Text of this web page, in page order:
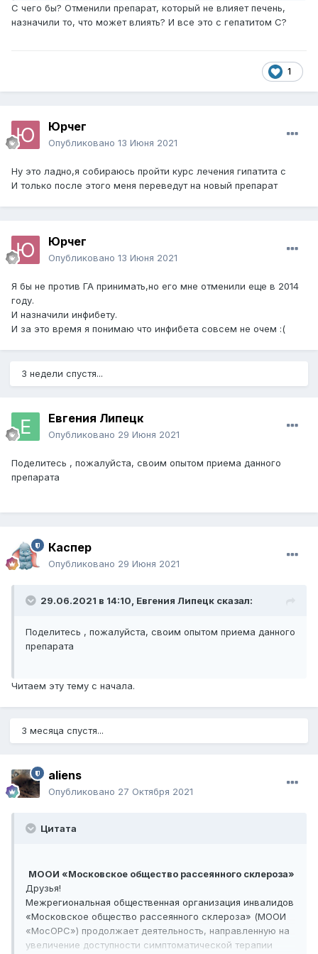
С чего бы? Отменили препарат, который не влияет печень,
назначили то, что может влиять? И все это с гепатитом С?
1
Юрчег
Опубликовано 13 Июня 2021
Ну это ладно,я собираюсь пройти курс лечения гипатита с
И только после этого меня переведут на новый препарат
Юрчег
Опубликовано 13 Июня 2021
Я бы не против ГА принимать,но его мне отменили еще в 2014
году.
И назначили инфибету.
И за это время я понимаю что инфибета совсем не очем :(
3 недели спустя...
Евгения Липецк
Опубликовано 29 Июня 2021
Поделитесь , пожалуйста, своим опытом приема данного
препарата
Каспер
Опубликовано 29 Июня 2021
29.06.2021 в 14:10, Евгения Липецк сказал:
Поделитесь , пожалуйста, своим опытом приема данного
препарата
Читаем эту тему с начала.
3 месяца спустя...
aliens
Опубликовано 27 Октября 2021
Цитата
МООИ «Московское общество рассеянного склероза»
Друзья!
Межрегиональная общественная организация инвалидов
«Московское общество рассеянного склероза» (МООИ
«МосОРС») продолжает деятельность, направленную на
увеличение доступности симптоматической терапии